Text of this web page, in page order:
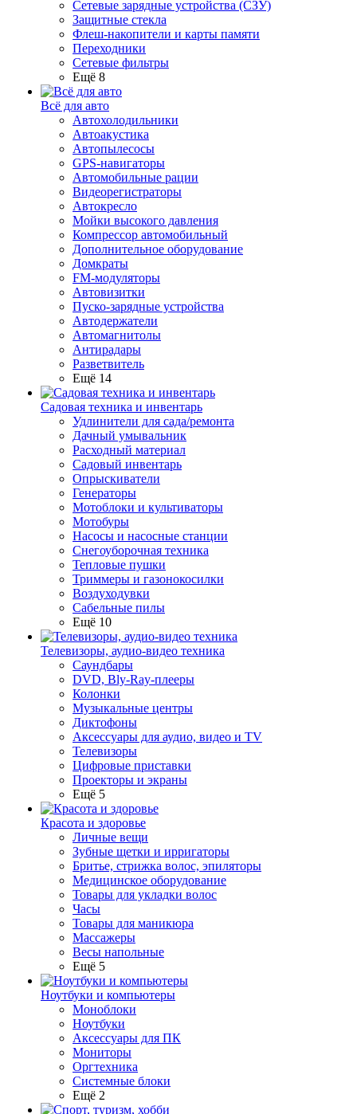
Сетевые зарядные устройства (СЗУ)
Защитные стекла
Флеш-накопители и карты памяти
Переходники
Сетевые фильтры
Ещё 8
Всё для авто
Автохолодильники
Автоакустика
Автопылесосы
GPS-навигаторы
Автомобильные рации
Видеорегистраторы
Автокресло
Мойки высокого давления
Компрессор автомобильный
Дополнительное оборудование
Домкраты
FM-модуляторы
Автовизитки
Пуско-зарядные устройства
Автодержатели
Автомагнитолы
Антирадары
Разветвитель
Ещё 14
Садовая техника и инвентарь
Удлинители для сада/ремонта
Дачный умывальник
Расходный материал
Садовый инвентарь
Опрыскиватели
Генераторы
Мотоблоки и культиваторы
Мотобуры
Насосы и насосные станции
Снегоуборочная техника
Тепловые пушки
Триммеры и газонокосилки
Воздуходувки
Сабельные пилы
Ещё 10
Телевизоры, аудио-видео техника
Саундбары
DVD, Bly-Ray-плееры
Колонки
Музыкальные центры
Диктофоны
Аксессуары для аудио, видео и TV
Телевизоры
Цифровые приставки
Проекторы и экраны
Ещё 5
Красота и здоровье
Личные вещи
Зубные щетки и ирригаторы
Бритье, стрижка волос, эпиляторы
Медицинское оборудование
Товары для укладки волос
Часы
Товары для маникюра
Массажеры
Весы напольные
Ещё 5
Ноутбуки и компьютеры
Моноблоки
Ноутбуки
Аксессуары для ПК
Мониторы
Оргтехника
Системные блоки
Ещё 2